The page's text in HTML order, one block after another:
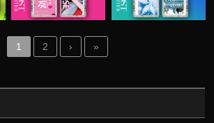
1 2 › »